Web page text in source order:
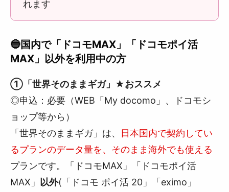
れます
🔵国内で「ドコモMAX」「ドコモポイ活
MAX」以外を利用中の方
➀「世界そのままギガ」★おススメ
◎申込：必要（WEB「My docomo」、ドコモシ
ョップ等から）
「世界そのままギガ」は、 日本国内で契約してい
るプランのデータ量を、そのまま海外でも使える
プランです。「ドコモMAX」「ドコモポイ活
MAX」
以外(「ドコモ ポイ活 20」「eximo」